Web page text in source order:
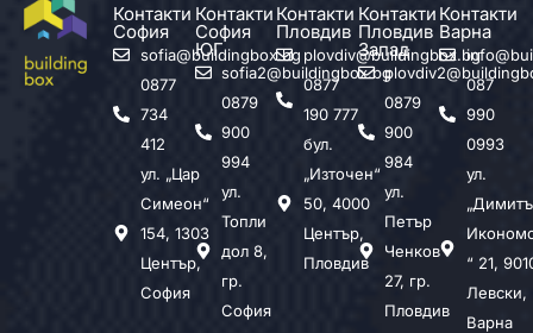
Контакти
София
sofia@buildingbox.bg
0877
734
412
ул. „Цар
Симеон“
154, 1303
Център,
София
Контакти
София
ЮГ
sofia2@buildingbox.bg
0879
900
994
ул.
Топли
дол 8,
гр.
София
Контакти
Пловдив
plovdiv@buildingbox.bg
0877
190 777
бул.
„Източен“
50, 4000
Център,
Пловдив
Контакти
Пловдив
Запад
0879
900
984
ул.
Петър
Ченков
27, гр.
Пловдив
Контакти
Варна
087
990
0993
ул.
“ 21,
Левски,
Варна